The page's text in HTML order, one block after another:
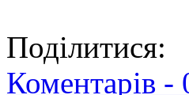
Поділитися:
Коментарів -